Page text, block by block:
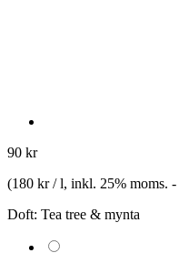
90 kr
(180 kr / l, inkl. 25% moms. -
Doft: Tea tree & mynta